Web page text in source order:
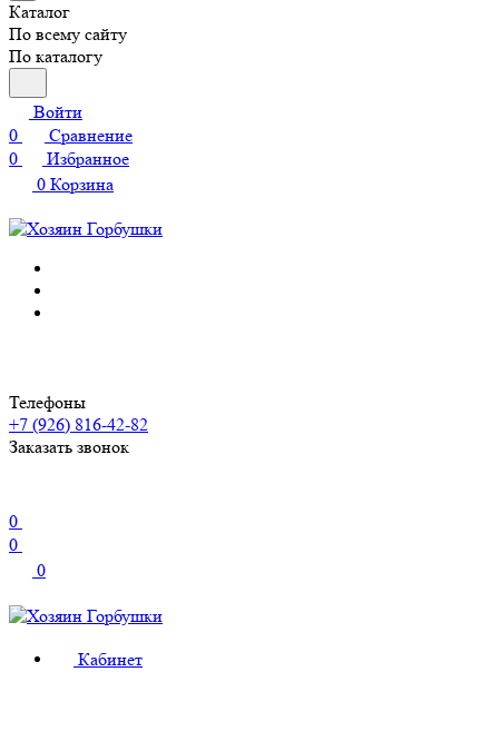
Каталог
По всему сайту
По каталогу
Войти
0
Сравнение
0
Избранное
0 Корзина
Телефоны
+7 (926) 816-42-82
Заказать звонок
0
0
0
Кабинет